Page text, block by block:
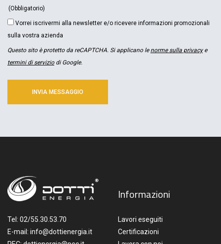
(OBBLIGATORIO)
(Obbligatorio)
NEWSLETTER
Vorrei iscrivermi alla newsletter e/o ricevere informazioni promozionali
sulla vostra azienda
Questo sito è protetto da reCAPTCHA. Si applicano le norme sulla privacye
termini di serviziodi Google.
Tel: 02/55.30.53.70
E-mail: info@dottienergia.it
Informazioni
Lavori eseguiti
Certificazioni